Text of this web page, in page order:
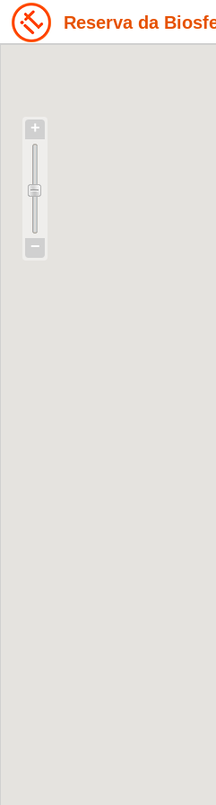
Reserva da
+
−